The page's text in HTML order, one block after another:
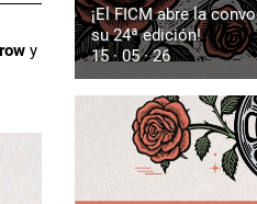
y
¡El FICM abre la
su 24ª edición!
15 · 05 · 26